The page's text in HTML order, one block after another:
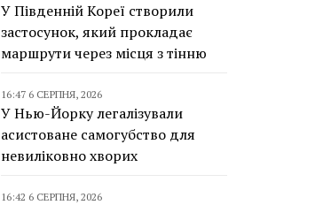
У Південній Кореї створили
застосунок, який прокладає
маршрути через місця з тінню
16:47 6 СЕРПНЯ, 2026
У Нью-Йорку легалізували
асистоване самогубство для
невиліковно хворих
16:42 6 СЕРПНЯ, 2026